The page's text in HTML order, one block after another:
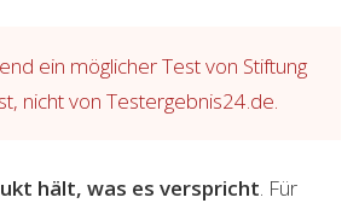
ein möglicher Test von Stiftung
nicht von Testergebnis24.de.
hält, was es verspricht. Für